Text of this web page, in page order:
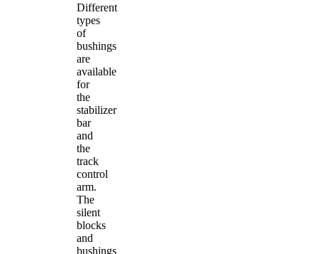
Different
types
of
bushings
are
available
for
the
stabilizer
bar
and
the
track
control
arm.
The
silent
blocks
and
bushings